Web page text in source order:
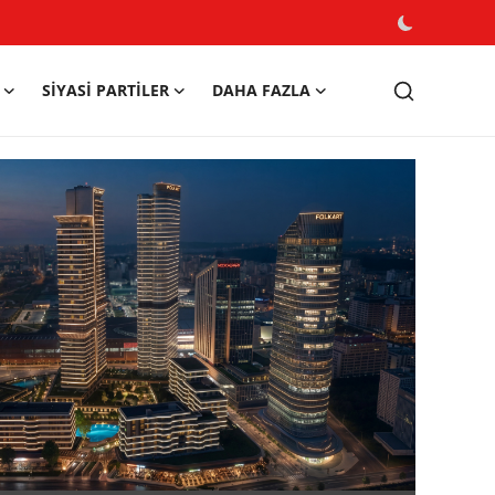
SIYASI PARTILER DAHA FAZLA